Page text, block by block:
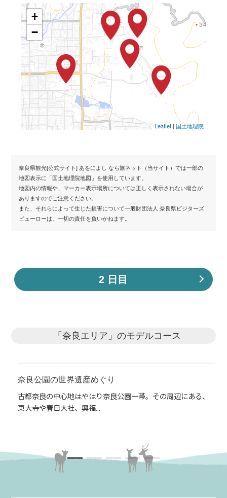
+
−
Leaflet |国土地理院
奈良県観光[公式サイト] あをによし なら旅ネット（当サイト）では一部の
地図表示に「国土地理院地図」を使用しています。
地図内の情報や、マーカー表示場所については正しく表示されない場合が
ありますのでご注意ください。
また、それらによって生じた損害について一般財団法人 奈良県ビジターズ
ビューローは、一切の責任を負いかねます。
2 日目
「奈良エリア」のモデルコース
奈良公園の世界遺産めぐり
古都奈良の中心地はやはり奈良公園一帯。その周辺にある、
東大寺や春日大社、興福...
レトロなきたまちと今井町・タイムスリップの町
レトロな洋風建築が建つきたまちと、江戸時代の民家が残る
むかし町・今井町。懐か...
神秘の力が宿るエネルギースポットへ
神話の主な舞台でもある奈良は、まさに神秘の力が宿る地で
す。神々による広大無辺...
西ノ京に抜苦与楽の仏様を訪ねる旅
奈良時代の首都・平城京。1300年前の歴史が眠る広大な歴史
公園の中央を近鉄電車が...
空海を育んだ奈良の旅
官僚を目指し学問の道を歩んだ空海ですが、一人の沙門（し
ゃもん）との出会いによ...